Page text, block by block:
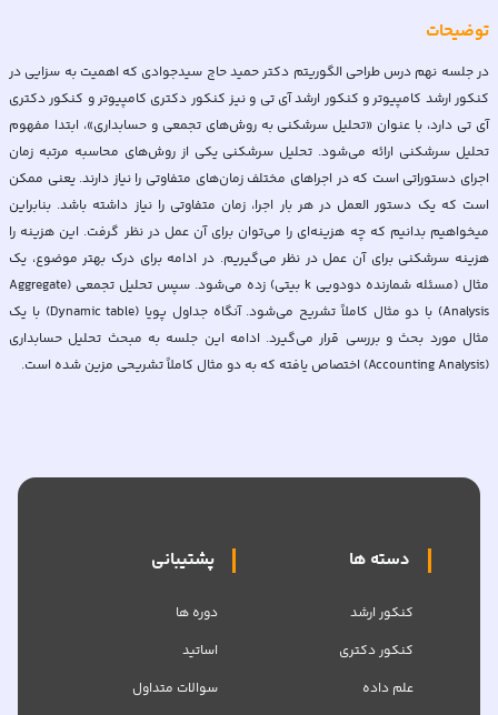
توضیحات
در جلسه نهم درس طراحی الگوریتم دکتر حمید حاج سیدجوادی که اهمیت به سزایی در
کنکور ارشد کامپیوتر و کنکور ارشد آی تی و نیز کنکور دکتری کامپیوتر و کنکور دکتری
آی تی دارد، با عنوان «تحلیل سرشکنی به روش‌های تجمعی و حسابداری»، ابتدا مفهوم
تحلیل سرشکنی ارائه می‌شود. تحلیل سرشکنی یکی از روش‌های محاسبه مرتبه زمان
اجرای دستوراتی است که در اجراهای مختلف زمان‌های متفاوتی را نیاز دارند. یعنی ممکن
است که یک دستور العمل در هر بار اجرا، زمان متفاوتی را نیاز داشته باشد. بنابراین
میخواهیم بدانیم که چه هزینه‌ای را می‌توان برای آن عمل در نظر گرفت. این هزینه را
هزینه سرشکنی برای آن عمل در نظر می‌گیریم. در ادامه برای درک بهتر موضوع، یک
مثال (مسئله شمارنده دودویی k بیتی) زده می‌شود. سپس تحلیل تجمعی (Aggregate
Analysis) با دو مثال کاملاً تشریح می‌شود. آنگاه جداول پویا (Dynamic table) با یک
مثال مورد بحث و بررسی قرار می‌گیرد. ادامه این جلسه به مبحث تحلیل حسابداری
(Accounting Analysis) اختصاص یافته که به دو مثال کاملاً تشریحی مزین شده است.
دسته ها
کنکور ارشد
کنکور دکتری
علم داده
پشتیبانی
دوره ها
اساتید
سوالات متداول